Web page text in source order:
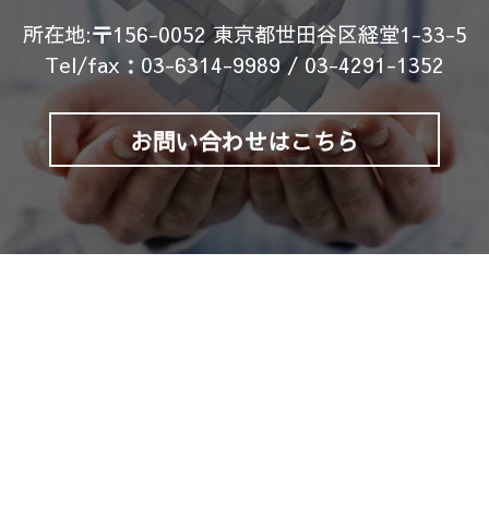
所在地:〒156-0052 東京都世田谷区経堂1-33-5
Tel/fax： 03-6314-9989 / 03-4291-1352
お問い合わせはこちら